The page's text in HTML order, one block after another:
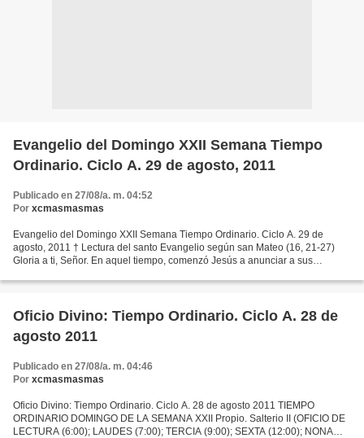
Evangelio del Domingo XXII Semana Tiempo
Ordinario. Ciclo A. 29 de agosto, 2011
Publicado en 27/08/a. m. 04:52
Por xcmasmasmas
Evangelio del Domingo XXII Semana Tiempo Ordinario. Ciclo A. 29 de
agosto, 2011 † Lectura del santo Evangelio según san Mateo (16, 21-27)
Gloria a ti, Señor. En aquel tiempo, comenzó Jesús a anunciar a sus
Oficio Divino: Tiempo Ordinario. Ciclo A. 28 de
agosto 2011
Publicado en 27/08/a. m. 04:46
Por xcmasmasmas
Oficio Divino: Tiempo Ordinario. Ciclo A. 28 de agosto 2011 TIEMPO
ORDINARIO DOMINGO DE LA SEMANA XXII Propio. Salterio II (OFICIO DE
LECTURA (6:00); LAUDES (7:00); TERCIA (9:00); SEXTA (12:00); NONA